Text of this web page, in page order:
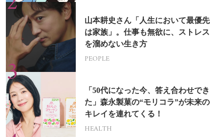
山本耕史さん「人生において最優先
は家族」。仕事も無欲に、ストレス
を溜めない生き方
PEOPLE
「50代になった今、答え合わせでき
た」森永製菓の“モリコラ”が未来の
キレイを連れてくる！
HEALTH